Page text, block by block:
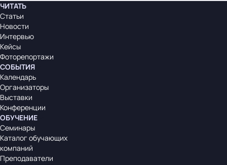
ЧИТАТЬ
Статьи
Новости
Интервью
Кейсы
Фоторепортажи
СОБЫТИЯ
Календарь
Организаторы
Выставки
Конференции
ОБУЧЕНИЕ
Семинары
Каталог обучающих
компаний
Преподаватели